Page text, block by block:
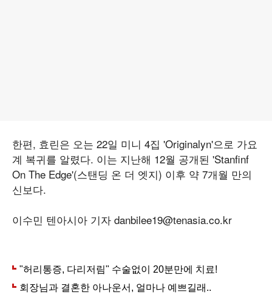
한편, 효린은 오는 22일 미니 4집 'Originalyn'으로 가요
계 복귀를 알렸다. 이는 지난해 12월 공개된 'Stanfinf
On The Edge'(스탠딩 온 더 엣지) 이후 약 7개월 만의
신보다.
이수민 텐아시아 기자 danbilee19@tenasia.co.kr